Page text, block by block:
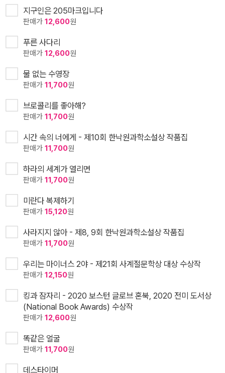
지구인은 205마크입니다
판매가 12,600원
푸른 사다리
판매가 12,600원
물 없는 수영장
판매가 11,700원
브로콜리를 좋아해?
판매가 11,700원
시간 속의 너에게 - 제10회 한낙원과학소설상 작품집
판매가 11,700원
하라의 세계가 열리면
판매가 11,700원
미란다 복제하기
판매가 15,120원
사라지지 않아 - 제8, 9회 한낙원과학소설상 작품집
판매가 11,700원
우리는 마이너스 2야 - 제21회 사계절문학상 대상 수상작
판매가 12,150원
킹과 잠자리 - 2020 보스턴 글로브 혼북, 2020 전미 도서상
(National Book Awards) 수상작
판매가 12,600원
똑같은 얼굴
판매가 11,700원
데스타이머